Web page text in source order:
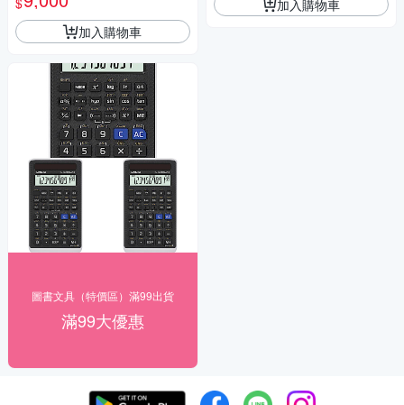
加入購物車
圖書文具（特價區）滿99出貨
滿99大優惠
加入購物車